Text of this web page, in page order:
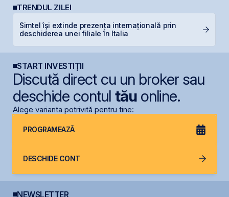
TRENDUL ZILEI
Simtel își extinde prezența internațională prin
deschiderea unei filiale în Italia
START INVESTIȚII
Discută direct cu un broker sau
deschide contul tăuonline.
Alege varianta potrivită pentru tine:
PROGRAMEAZĂ
DESCHIDE CONT
NEWSLETTER